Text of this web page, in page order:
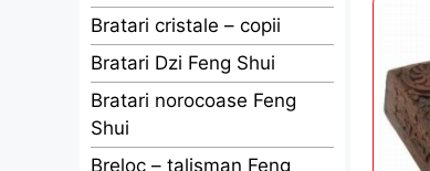
Bratari cristale – copii
Bratari Dzi Feng Shui
Bratari norocoase Feng
Shui
Breloc – talisman Feng